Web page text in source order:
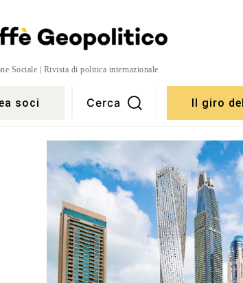
Sociale | Rivista di politica internazionale
soci Cerca Il giro